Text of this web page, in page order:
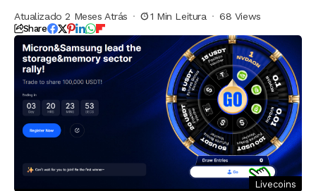
Atualizado 2 Meses Atrás 1 Min Leitura 68 Views
Share
Livecoins